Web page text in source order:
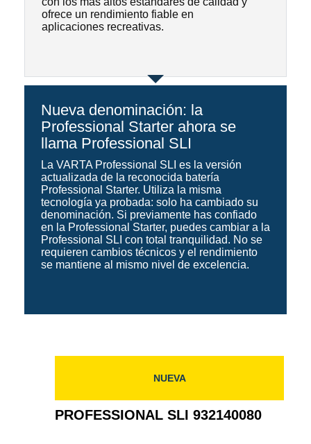
ofrece un rendimiento fiable en
aplicaciones recreativas.
Nueva denominación: la
Professional Starter ahora se
llama Professional SLI
La VARTA Professional SLI es la versión
actualizada de la reconocida batería
Professional Starter. Utiliza la misma
tecnología ya probada: solo ha cambiado su
denominación. Si previamente has confiado
en la Professional Starter, puedes cambiar a la
Professional SLI con total tranquilidad. No se
requieren cambios técnicos y el rendimiento
se mantiene al mismo nivel de excelencia.
NUEVA
PROFESSIONAL SLI 932140080